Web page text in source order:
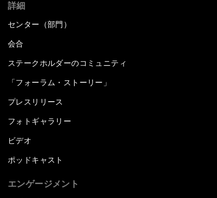
詳細
センター（部門）
会合
ステークホルダーのコミュニティ
「フォーラム・ストーリー」
プレスリリース
フォトギャラリー
ビデオ
ポッドキャスト
エンゲージメント